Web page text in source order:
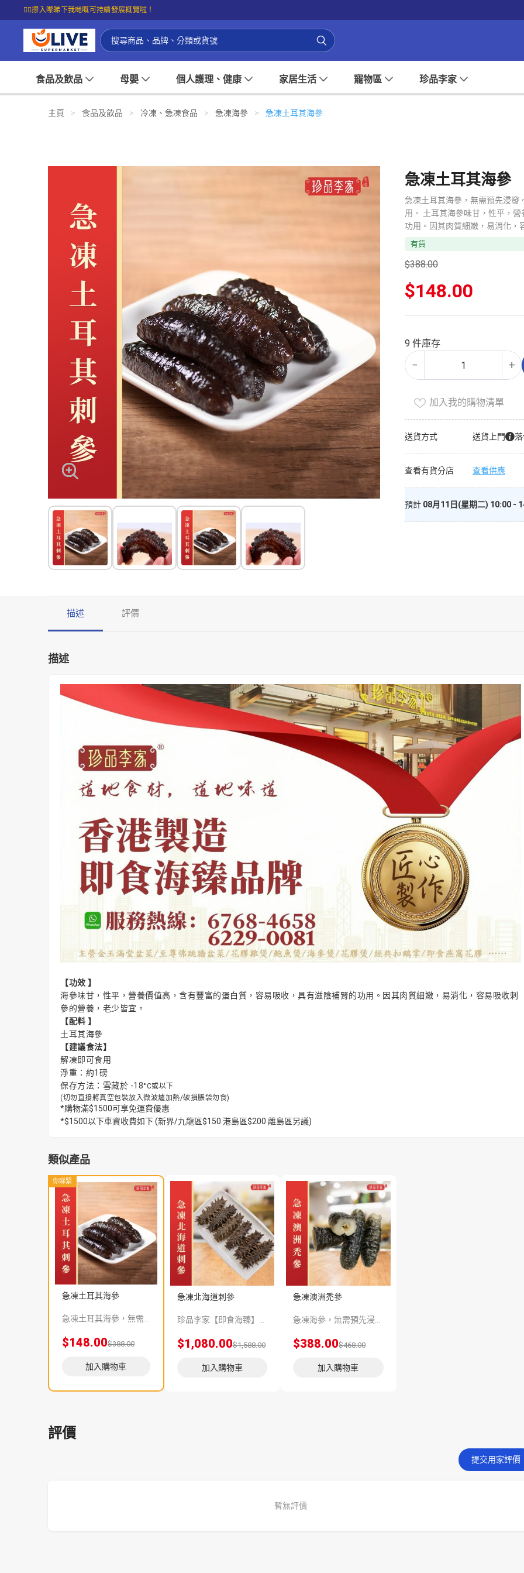
☝🏼㩒入嚟睇下我哋嘅可持續發展概覽啦！
食品及飲品 母嬰 個人護理、健康 家居生活 寵物區 珍品李家
主頁 > 食品及飲品 > 冷凍、急凍食品 > 急凍海參 > 急凍土耳其海參
急凍土耳其海參
急凍土耳其海參，無需預先浸發
用。 土耳其海參味甘，性平，
功用。因其肉質細嫩，易消化，
有貨
$388.00
原
始
$148.00
格：
$148.00。
9 件庫存
−
急
凍
其
海
量
+
Alternative:
加入我的購物清單
送貨方式 送貨上門
查看有貨分店 查看供應
預計 08月11日(星期二) 10:00 -
描述 評價
描述
【功效 】
海參味甘，性平，營養價值高，含有豐富的蛋白質，容易吸收，具有滋陰補腎的功用。因其肉質細嫩，易消化，容易吸收刺
參的營養，老少皆宜。
【配料 】
土耳其海參
【建議食法】
解凍即可食用
淨重：約1磅
保存方法：雪藏於 -18°C或以下
(切勿直接將真空包裝放入微波爐加熱/破損脹袋勿食)
*購物滿$1500可享免運費優惠
*$1500以下車資收費如下 (新界/九龍區$150 港島區$200 離島區另議)
類似產品
你睇緊
急凍土耳其海參
$148.00$388.00
加入購物車
急凍北海道刺參
$1,080.00$1,588.00
加入購物車
急凍澳洲禿參
$388.00$468.00
加入購物車
評價
提交用家評價
暫無評價